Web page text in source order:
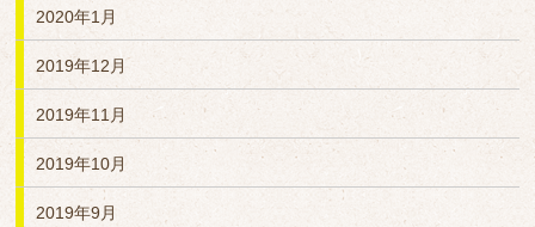
2020年1月
2019年12月
2019年11月
2019年10月
2019年9月